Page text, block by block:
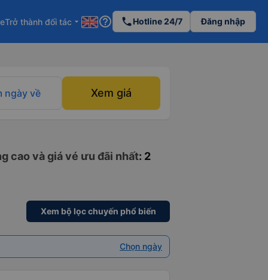
Trở thành đối tác arrow_drop_down help_outline phoneHotline 24/7 Đăng nhập
ngày về Xem giá
cao và giá vé ưu đãi nhất: 2
Xem bộ lọc chuyến phổ biến
Chọn ngày